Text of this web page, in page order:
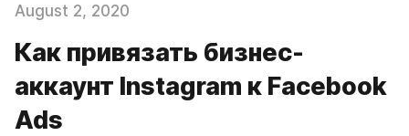
August 2, 2020
Как привязать бизнес-
аккаунт Instagram к Facebook
Ads